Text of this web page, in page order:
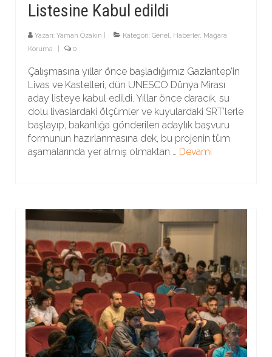
Listesine Kabul edildi
Yazarı: Yaman Özakın Kategori: Genel, Haberler, Mağara
Koruma
0
Çalışmasına yıllar önce başladığımız Gaziantep’in
Livas ve Kastelleri, dün UNESCO Dünya Mirası
aday listeye kabul edildi. Yıllar önce daracık, su
dolu livaslardaki ölçümler ve kuyulardaki SRT’lerle
başlayıp, bakanlığa gönderilen adaylık başvuru
formunun hazırlanmasına dek, bu projenin tüm
aşamalarında yer almış olmaktan … Devamı